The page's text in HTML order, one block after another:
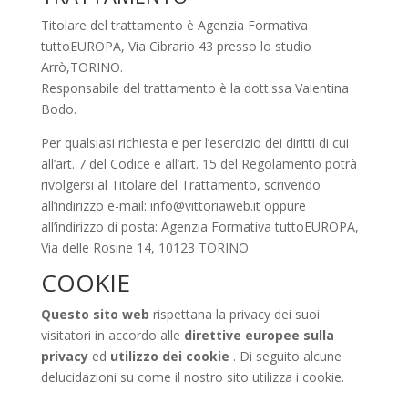
Titolare del trattamento è Agenzia Formativa
tuttoEUROPA, Via Cibrario 43 presso lo studio
Arrò,TORINO.
Responsabile del trattamento è la dott.ssa Valentina
Bodo.
Per qualsiasi richiesta e per l’esercizio dei diritti di cui
all’art. 7 del Codice e all’art. 15 del Regolamento potrà
rivolgersi al Titolare del Trattamento, scrivendo
all’indirizzo e-mail: info@vittoriaweb.it oppure
all’indirizzo di posta: Agenzia Formativa tuttoEUROPA,
Via delle Rosine 14, 10123 TORINO
COOKIE
Questo sito web rispettana la privacy dei suoi
visitatori in accordo alle direttive europee sulla
privacyed utilizzo dei cookie . Di seguito alcune
delucidazioni su come il nostro sito utilizza i cookie.